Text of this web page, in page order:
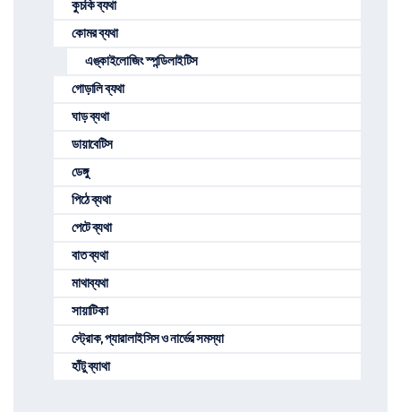
কুচকি ব্যথা
কোমর ব্যথা
এঙ্কাইলোজিং স্পন্ডিলাইটিস
গোড়ালি ব্যথা
ঘাড় ব্যথা
ডায়াবেটিস
ডেঙ্গু
পিঠে ব্যথা
পেটে ব্যথা
বাত ব্যথা
মাথাব্যথা
সায়াটিকা
স্ট্রোক, প্যারালাইসিস ও নার্ভের সমস্যা
হাঁটু ব্যাথা